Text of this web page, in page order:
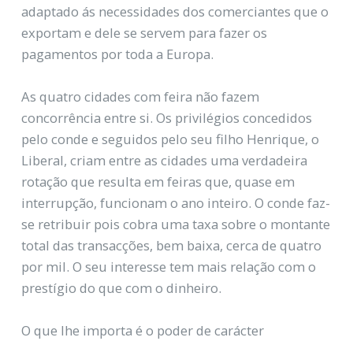
adaptado ás necessidades dos comerciantes que o
exportam e dele se servem para fazer os
pagamentos por toda a Europa.
As quatro cidades com feira não fazem
concorrência entre si. Os privilégios concedidos
pelo conde e seguidos pelo seu filho Henrique, o
Liberal, criam entre as cidades uma verdadeira
rotação que resulta em feiras que, quase em
interrupção, funcionam o ano inteiro. O conde faz-
se retribuir pois cobra uma taxa sobre o montante
total das transacções, bem baixa, cerca de quatro
por mil. O seu interesse tem mais relação com o
prestígio do que com o dinheiro.
O que lhe importa é o poder de carácter